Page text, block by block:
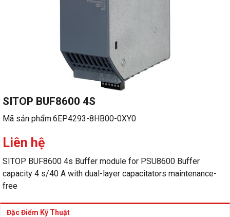
SITOP BUF8600 4S
Mã sản phẩm:6EP4293-8HB00-0XY0
Liên hệ
SITOP BUF8600 4s Buffer module for PSU8600 Buffer
capacity 4 s/40 A with dual-layer capacitators maintenance-
free
Đặc Điểm Kỹ Thuật